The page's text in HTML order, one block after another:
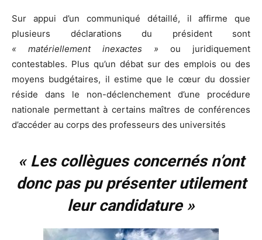
Sur appui d’un communiqué détaillé, il affirme que
plusieurs déclarations du président sont
« matériellement inexactes » ou juridiquement
contestables. Plus qu’un débat sur des emplois ou des
moyens budgétaires, il estime que le cœur du dossier
réside dans le non-déclenchement d’une procédure
nationale permettant à certains maîtres de conférences
d’accéder au corps des professeurs des universités
« Les collègues concernés n’ont
donc pas pu présenter utilement
leur candidature »